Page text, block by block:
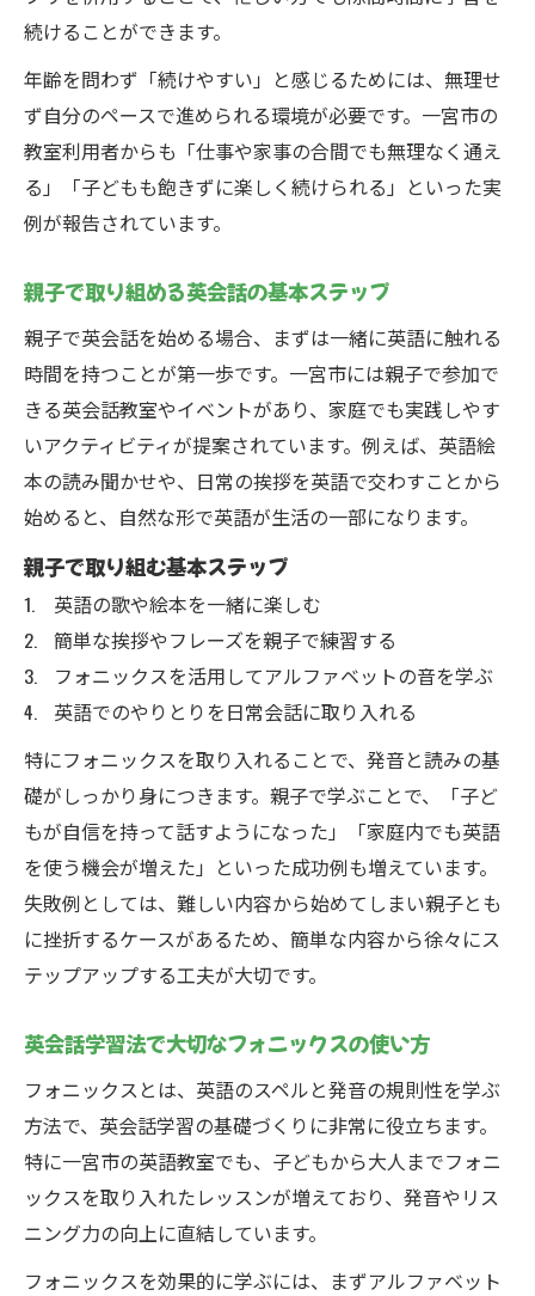
続けることができます。
年齢を問わず「続けやすい」と感じるためには、無理せ
ず自分のペースで進められる環境が必要です。一宮市の
教室利用者からも「仕事や家事の合間でも無理なく通え
る」「子どもも飽きずに楽しく続けられる」といった実
例が報告されています。
親子で取り組める英会話の基本ステップ
親子で英会話を始める場合、まずは一緒に英語に触れる
時間を持つことが第一歩です。一宮市には親子で参加で
きる英会話教室やイベントがあり、家庭でも実践しやす
いアクティビティが提案されています。例えば、英語絵
本の読み聞かせや、日常の挨拶を英語で交わすことから
始めると、自然な形で英語が生活の一部になります。
親子で取り組む基本ステップ
英語の歌や絵本を一緒に楽しむ
簡単な挨拶やフレーズを親子で練習する
フォニックスを活用してアルファベットの音を学ぶ
英語でのやりとりを日常会話に取り入れる
特にフォニックスを取り入れることで、発音と読みの基
礎がしっかり身につきます。親子で学ぶことで、「子ど
もが自信を持って話すようになった」「家庭内でも英語
を使う機会が増えた」といった成功例も増えています。
失敗例としては、難しい内容から始めてしまい親子とも
に挫折するケースがあるため、簡単な内容から徐々にス
テップアップする工夫が大切です。
英会話学習法で大切なフォニックスの使い方
フォニックスとは、英語のスペルと発音の規則性を学ぶ
方法で、英会話学習の基礎づくりに非常に役立ちます。
特に一宮市の英語教室でも、子どもから大人までフォニ
ックスを取り入れたレッスンが増えており、発音やリス
ニング力の向上に直結しています。
フォニックスを効果的に学ぶには、まずアルファベット